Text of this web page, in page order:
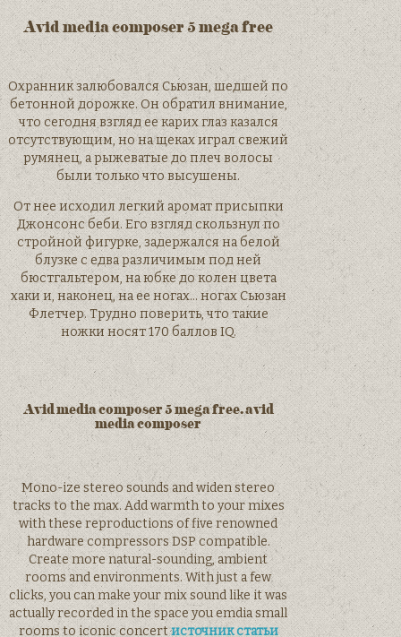
Avid media composer 5 mega free
Охранник залюбовался Сьюзан, шедшей по
бетонной дорожке. Он обратил внимание,
что сегодня взгляд ее карих глаз казался
отсутствующим, но на щеках играл свежий
румянец, а рыжеватые до плеч волосы
были только что высушены.
От нее исходил легкий аромат присыпки
Джонсонс беби. Его взгляд скользнул по
стройной фигурке, задержался на белой
блузке с едва различимым под ней
бюстгальтером, на юбке до колен цвета
хаки и, наконец, на ее ногах… ногах Сьюзан
Флетчер. Трудно поверить, что такие
ножки носят 170 баллов IQ.
Avid media composer 5 mega free. avid
media composer
Mono-ize stereo sounds and widen stereo
tracks to the max. Add warmth to your mixes
with these reproductions of five renowned
hardware compressors DSP compatible.
Create more natural-sounding, ambient
rooms and environments. With just a few
clicks, you can make your mix sound like it was
actually recorded in the space you emdia small
rooms to iconic concertисточник статьи